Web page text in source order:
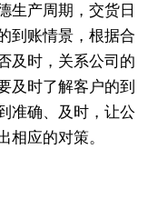
产周期，交货日
到账情景，根据合
及时，关系公司的
及时了解客户的到
准确、及时，让公
相应的对策。